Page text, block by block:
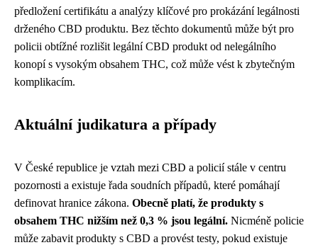
předložení certifikátu a analýzy klíčové pro prokázání legálnosti
drženého CBD produktu. Bez těchto dokumentů může být pro
policii obtížné rozlišit legální CBD produkt od nelegálního
konopí s vysokým obsahem THC, což může vést k zbytečným
komplikacím.
Aktuální judikatura a případy
V České republice je vztah mezi CBD a policií stále v centru
pozornosti a existuje řada soudních případů, které pomáhají
definovat hranice zákona. Obecně platí, že produkty s
obsahem THC nižším než 0,3 % jsou legální. Nicméně policie
může zabavit produkty s CBD a provést testy, pokud existuje